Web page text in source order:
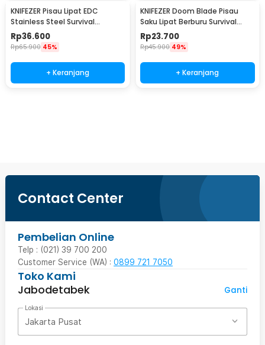
KNIFEZER Pisau Lipat EDC
Stainless Steel Survival
Outdoor Knife - 440C
Rp36.600
Rp65.900 45%
+ Keranjang
KNIFEZER Doom Blade Pisau
Saku Lipat Berburu Survival
Knife EDC 200mm - 57HRC
Rp23.700
Rp45.900 49%
+ Keranjang
Contact Center
Pembelian Online
Telp : (021) 39 700 200
Customer Service (WA) : 0899 721 7050
Toko Kami
Jabodetabek
Ganti
Lokasi
Jakarta Pusat